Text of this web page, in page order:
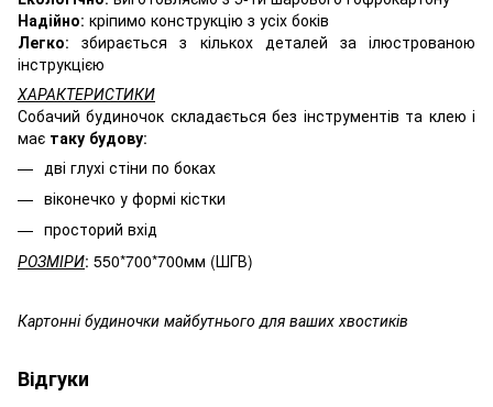
Надійно: кріпимо конструкцію з усіх боків
Легко: збирається з кількох деталей за ілюстрованою
інструкцією
ХАРАКТЕРИСТИКИ
Собачий будиночок складається без інструментів та клею і
має таку будову:
дві глухі стіни по боках
віконечко у формі кістки
просторий вхід
РОЗМІРИ: 550*700*700мм (ШГВ)
Картонні будиночки майбутнього для ваших хвостиків
Відгуки